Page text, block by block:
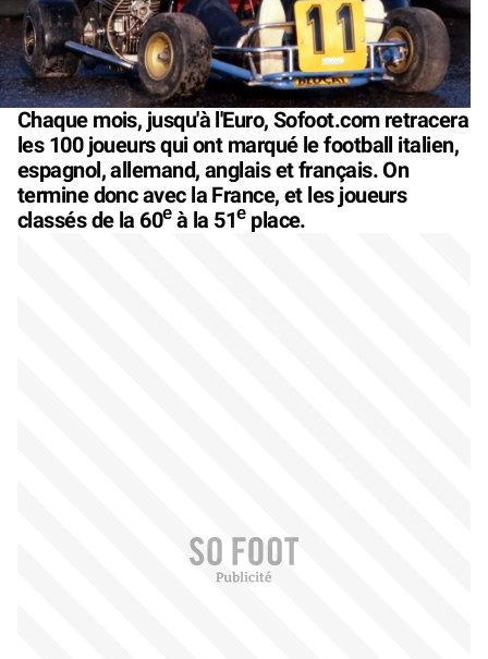
Chaque mois, jusqu'à l'Euro, Sofoot.com retracera
les 100 joueurs qui ont marqué le football italien,
espagnol, allemand, anglais et français. On
termine donc avec la France, et les joueurs
classés de la 60eà la 51eplace.